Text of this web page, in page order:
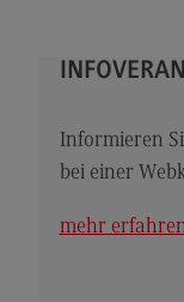
Profil-O-Mat
Informieren
bei einer
mehr